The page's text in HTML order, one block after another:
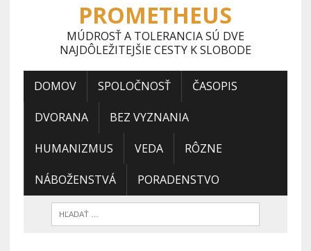
PROMETHEUS
MÚDROSŤ A TOLERANCIA SÚ DVE
NAJDÔLEŽITEJŠIE CESTY K SLOBODE
DOMOV SPOLOČNOSŤ ČASOPIS
DVORANA BEZ VYZNANIA
HUMANIZMUS VEDA RÔZNE
NÁBOŽENSTVÁ PORADENSTVO